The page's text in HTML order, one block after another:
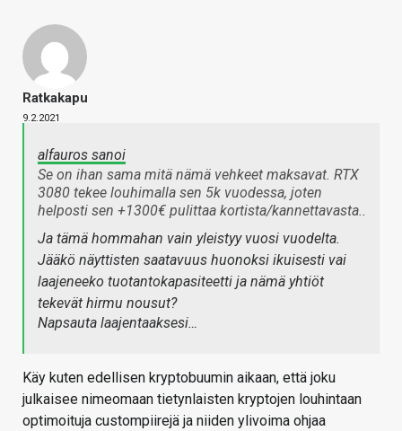
Ratkakapu
9.2.2021
alfauros sanoi
Se on ihan sama mitä nämä vehkeet maksavat. RTX
3080 tekee louhimalla sen 5k vuodessa, joten
helposti sen +1300€ pulittaa kortista/kannettavasta..
Ja tämä hommahan vain yleistyy vuosi vuodelta.
Jääkö näyttisten saatavuus huonoksi ikuisesti vai
laajeneeko tuotantokapasiteetti ja nämä yhtiöt
tekevät hirmu nousut?
Napsauta laajentaaksesi…
Käy kuten edellisen kryptobuumin aikaan, että joku
julkaisee nimeomaan tietynlaisten kryptojen louhintaan
optimoituja custompiirejä ja niiden ylivoima ohjaa